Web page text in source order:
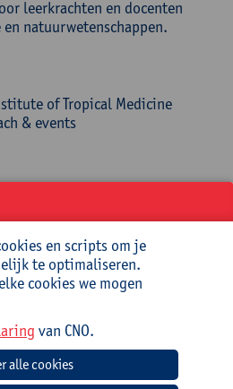
leerkrachten en docenten
natuurwetenschappen.
of Tropical Medicine
& events
03 265 29 79,
Einduur
Locatie
16:30u
Instituut voor
en scripts om je
te optimaliseren.
cookies we mogen
van CNO.